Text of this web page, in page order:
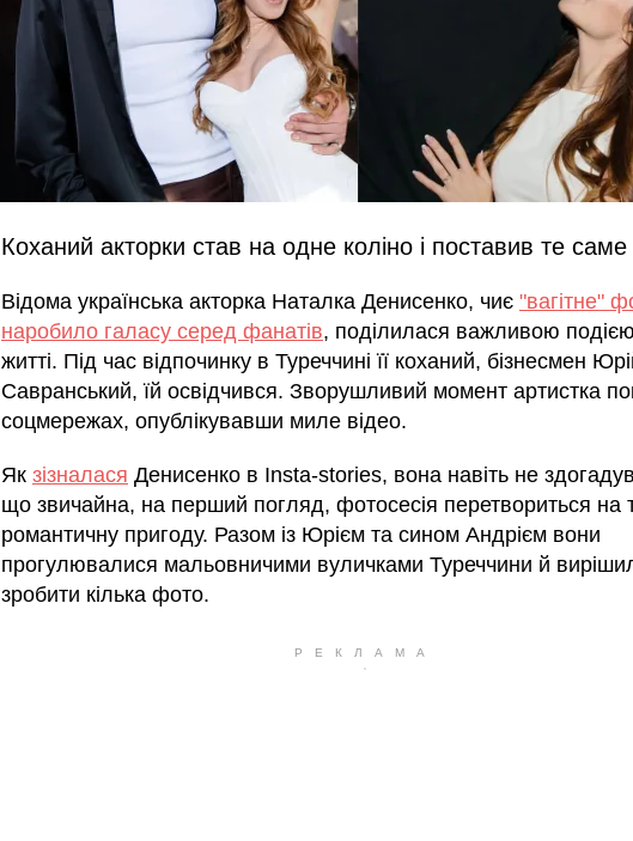
Коханий акторки став на одне коліно і поставив те
Відома українська акторка Наталка Денисенко, чиє "вагітне"
наробило галасу серед фанатів, поділилася важливою
житті. Під час відпочинку в Туреччині її коханий, бізнесмен
Савранський, їй освідчився. Зворушливий момент артистка
соцмережах, опублікувавши миле відео.
Як зізналася Денисенко в Insta-stories, вона навіть не
що звичайна, на перший погляд, фотосесія перетвориться на
романтичну пригоду. Разом із Юрієм та сином Андрієм вони
прогулювалися мальовничими вуличками Туреччини й
зробити кілька фото.